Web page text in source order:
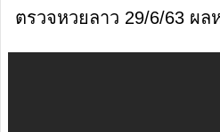
ตรวจหวยลาว 29/6/63 ผ